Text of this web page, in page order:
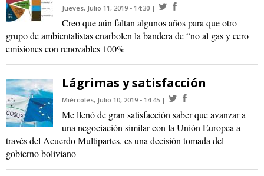
Jueves, Julio 11, 2019 - 14:30
Creo que aún faltan algunos años para que otro
grupo de ambientalistas enarbolen la bandera de “no al gas y cero
emisiones con renovables 100%
Lágrimas y satisfacción
Miércoles, Julio 10, 2019 - 14:45
Me llenó de gran satisfacción saber que avanzar a
una negociación similar con la Unión Europea a
través del Acuerdo Multipartes, es una decisión tomada del
gobierno boliviano